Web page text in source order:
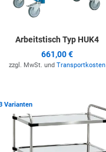
Arbeitstisch Typ HUK4
661,00 €
zzgl. MwSt. und Transportkosten
Varianten